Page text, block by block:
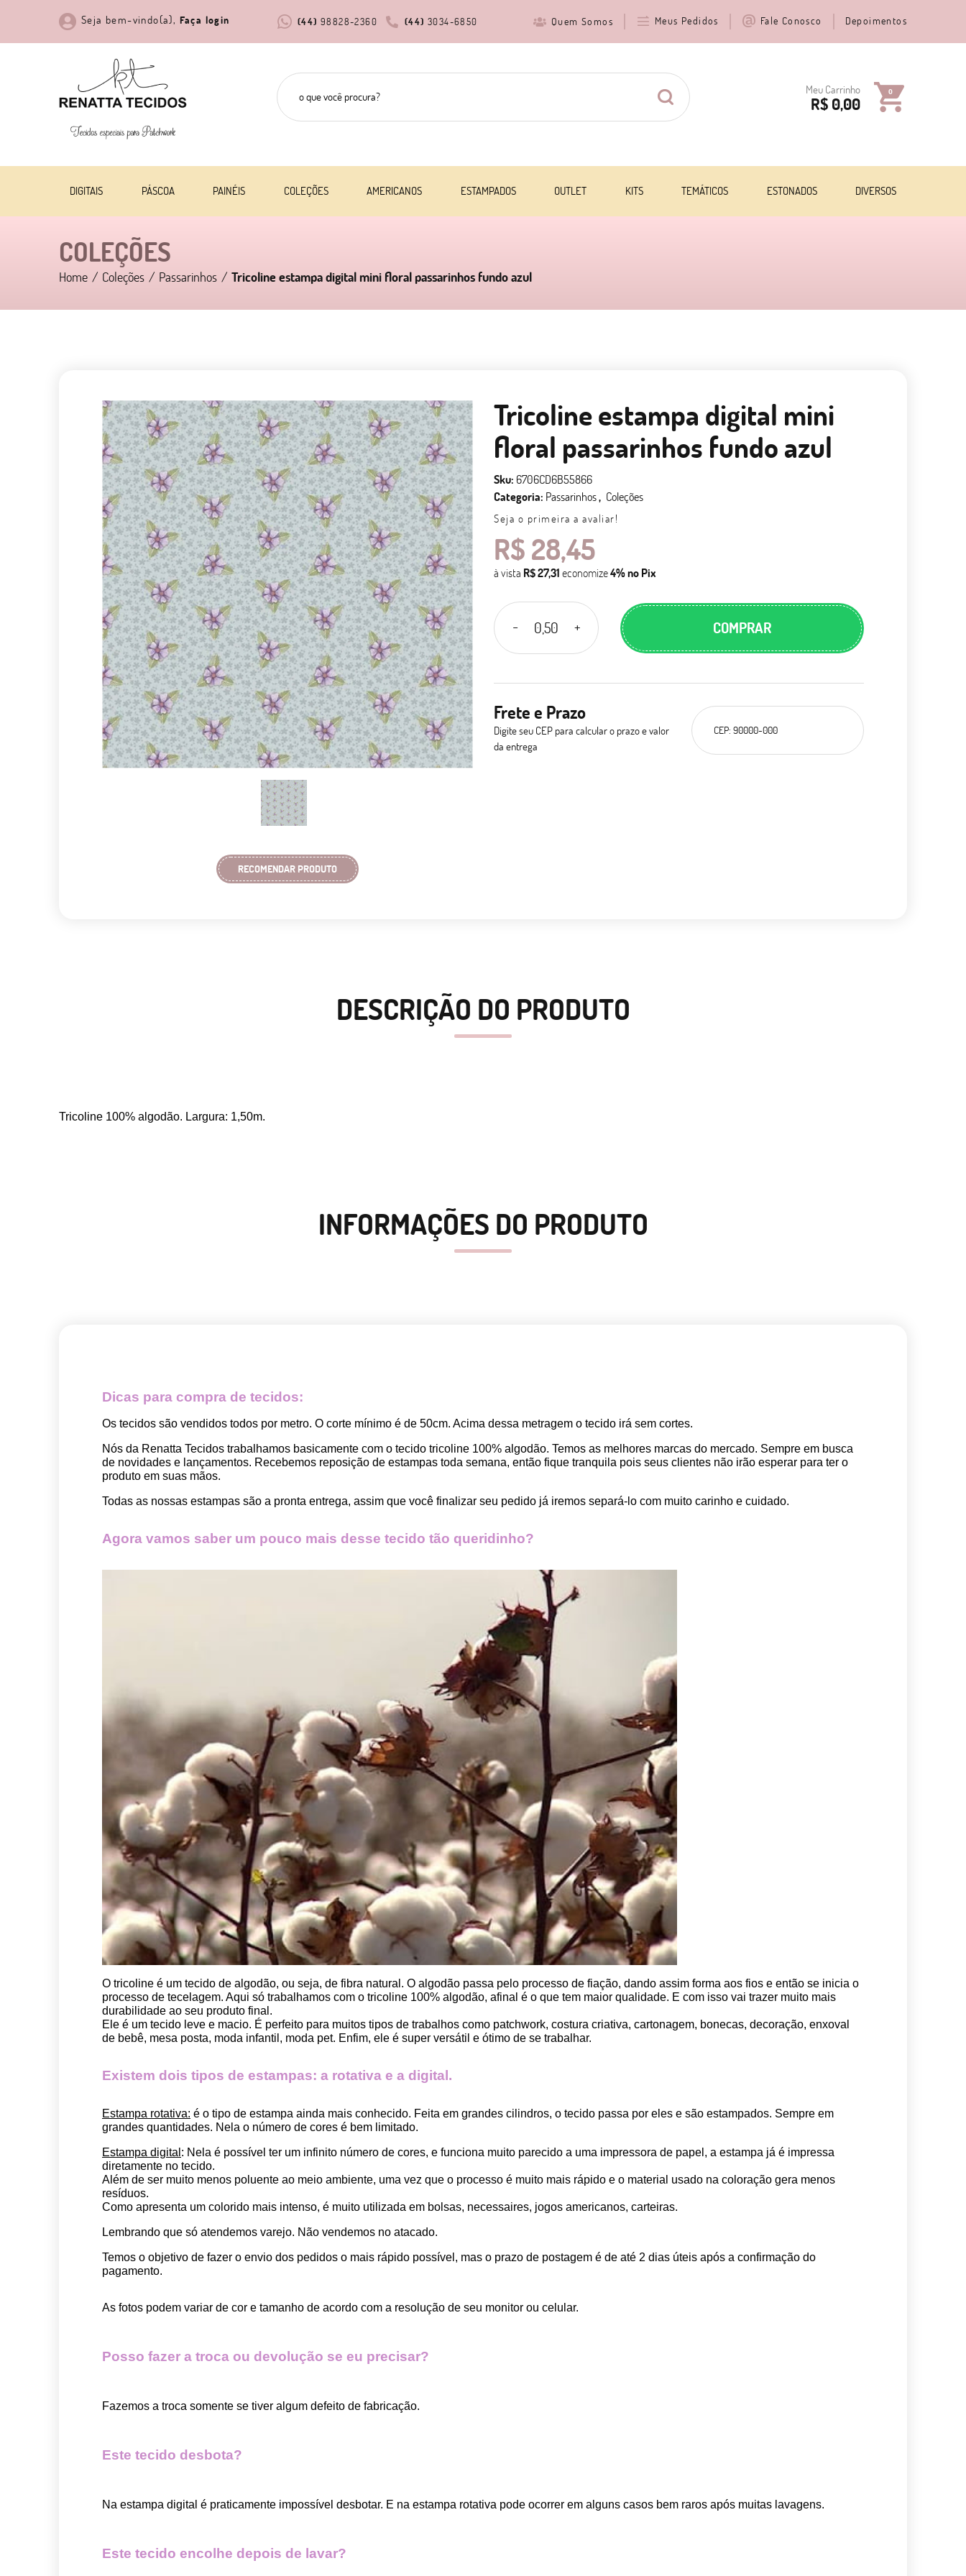
Seja bem-vindo(a), Faça login (44) 3034-6850
(44) 98828-2360 Quem Somos Meus Pedidos Fale Conosco Depoimentos
Meu Carrinho 0
R$ 0,00
DIGITAIS PÁSCOA PAINÉIS COLEÇÕES AMERICANOS ESTAMPADOS OUTLET KITS TEMÁTICOS ESTONADOS DIVERSOS
COLEÇÕES
Home Coleções Passarinhos Tricoline estampa digital mini floral passarinhos fundo azul
RECOMENDAR PRODUTO
Tricoline estampa digital mini
floral passarinhos fundo azul
Sku: 6706CD6B55866
Categoria: Passarinhos Coleções
Seja o primeira a avaliar!
R$ 28,45
à vista R$ 27,31 economize4%no Pix
COMPRAR
Frete e Prazo
Digite seu CEP para calcular o prazo e valor
da entrega
DESCRIÇÃO DO PRODUTO
Tricoline 100% algodão. Largura: 1,50m.
INFORMAÇÕES DO PRODUTO
Dicas para compra de tecidos:
Os tecidos são vendidos todos por metro. O corte mínimo é de 50cm. Acima dessa metragem o tecido irá sem cortes.
Nós da Renatta Tecidos trabalhamos basicamente com o tecido tricoline 100% algodão. Temos as melhores marcas do mercado. Sempre em busca
de novidades e lançamentos. Recebemos reposição de estampas toda semana, então fique tranquila pois seus clientes não irão esperar para ter o
produto em suas mãos.
Todas as nossas estampas são a pronta entrega, assim que você finalizar seu pedido já iremos separá-lo com muito carinho e cuidado.
Agora vamos saber um pouco mais desse tecido tão queridinho?
O tricoline é um tecido de algodão, ou seja, de fibra natural. O algodão passa pelo processo de fiação, dando assim forma aos fios e então se inicia o
processo de tecelagem. Aqui só trabalhamos com o tricoline 100% algodão, afinal é o que tem maior qualidade. E com isso vai trazer muito mais
durabilidade ao seu produto final.
Ele é um tecido leve e macio. É perfeito para muitos tipos de trabalhos como patchwork, costura criativa, cartonagem, bonecas, decoração, enxoval
de bebê, mesa posta, moda infantil, moda pet. Enfim, ele é super versátil e ótimo de se trabalhar.
Existem dois tipos de estampas: a rotativa e a digital.
Estampa rotativa: é o tipo de estampa ainda mais conhecido. Feita em grandes cilindros, o tecido passa por eles e são estampados. Sempre em
grandes quantidades. Nela o número de cores é bem limitado.
Estampa digital : Nela é possível ter um infinito número de cores, e funciona muito parecido a uma impressora de papel, a estampa já é impressa
diretamente no tecido.
Além de ser muito menos poluente ao meio ambiente, uma vez que o processo é muito mais rápido e o material usado na coloração gera menos
resíduos.
Como apresenta um colorido mais intenso, é muito utilizada em bolsas, necessaires, jogos americanos, carteiras.
Lembrando que só atendemos varejo. Não vendemos no atacado.
Temos o objetivo de fazer o envio dos pedidos o mais rápido possível, mas o prazo de postagem é de até 2 dias úteis após a confirmação do
pagamento.
As fotos podem variar de cor e tamanho de acordo com a resolução de seu monitor ou celular.
Posso fazer a troca ou devolução se eu precisar?
Fazemos a troca somente se tiver algum defeito de fabricação.
Este tecido desbota?
Na estampa digital é praticamente impossível desbotar. E na estampa rotativa pode ocorrer em alguns casos bem raros após muitas lavagens.
Este tecido encolhe depois de lavar?